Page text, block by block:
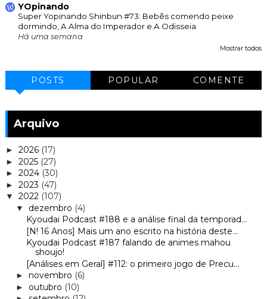
YOpinando
Super Yopinando Shinbun #73: Bebês comendo peixe
dormindo, A Alma do Imperador e A Odisseia
Há uma semana
Mostrar todos
POSTS POPULAR COMENTE
Arquivo
► 2026 (17)
► 2025 (27)
► 2024 (30)
► 2023 (47)
▼ 2022 (107)
▼ dezembro (4)
Kyoudai Podcast #188 e a análise final da temporad...
[N! 16 Anos] Mais um ano escrito na história deste...
Kyoudai Podcast #187 falando de animes mahou
shoujo!
[Análises em Geral] #112: o primeiro jogo de Precu...
► novembro (6)
► outubro (10)